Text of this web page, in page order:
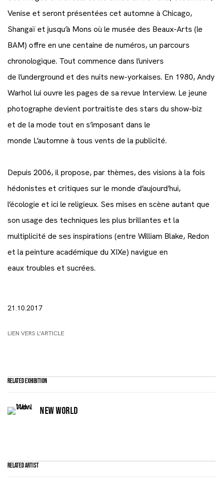
Venise et seront présentées cet automne à Chicago,
Shangaï et jusqu’à Mons où le musée des Beaux-Arts (le
BAM) offre en une centaine de numéros, un parcours
chronologique. Tout commence dans l’univers
de l’underground et des nuits new-yorkaises. En 1980, Andy
Warhol lui ouvre les pages de sa revue Interview. Le jeune
photographe devient portraitiste des stars du show-biz
et de la mode tout en s’imposant dans le
monde L’automne à tous vents de la publicité.
Depuis 2006, il propose, par thèmes, des visions à la fois
hédonistes et critiques sur le monde d’aujourd’hui,
l’écologie et ici le religieux. Ses mises en scène autant que
son usage des techniques les plus brillantes et la
multiplicité de ses inspirations (entre William Blake, Redon
et la peinture académique du XIXe) navigue en
eaux troubles et sucrées.
21.10.2017
LIEN VERS L'ARTICLE
Related Exhibition
NEW WORLD
Related artist